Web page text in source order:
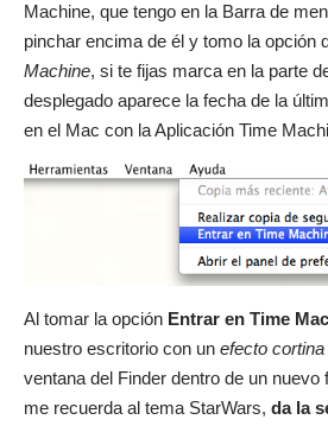
Machine, que tengo en la Barra de
pinchar encima de él y tomo la opción
Machine, si te fijas marca en la parte
desplegado aparece la fecha de la
en el Mac con la Aplicación Time
Al tomar la opción Entrar en Time
nuestro escritorio con un efecto cortina
ventana del Finder dentro de un nuevo
me recuerda al tema StarWars, da la